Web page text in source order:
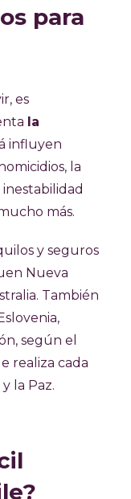
para
es
la
influyen
la
más.
y seguros
Nueva
También
según el
realiza cada
la Paz.